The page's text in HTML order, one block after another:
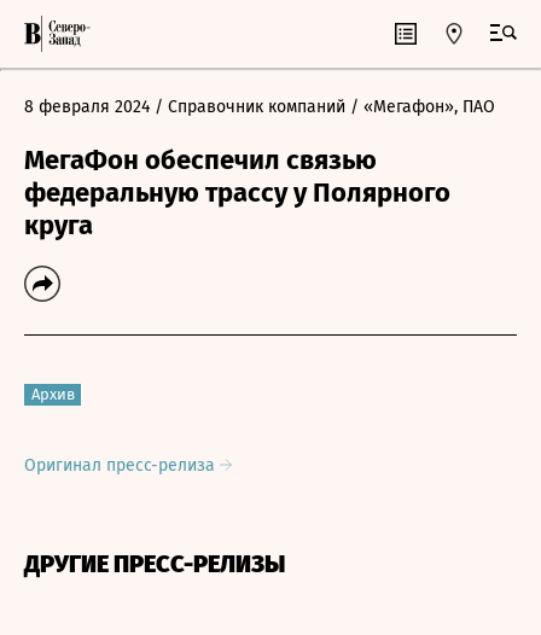
8 февраля 2024 / Справочник компаний / «Мегафон», ПАО
МегаФон обеспечил связью
федеральную трассу у Полярного
круга
Архив
Оригинал пресс-релиза
ДРУГИЕ ПРЕСС-РЕЛИЗЫ